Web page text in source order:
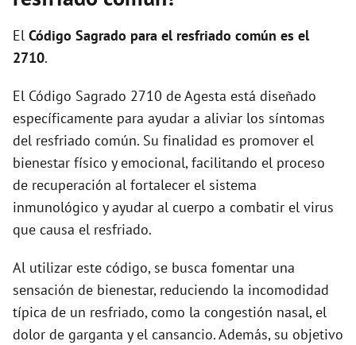
e
o
El Código Sagrado para el resfriado común es el
2710.
El Código Sagrado 2710 de Agesta está diseñado
específicamente para ayudar a aliviar los síntomas
del resfriado común. Su finalidad es promover el
bienestar físico y emocional, facilitando el proceso
de recuperación al fortalecer el sistema
inmunológico y ayudar al cuerpo a combatir el virus
que causa el resfriado.
Al utilizar este código, se busca fomentar una
sensación de bienestar, reduciendo la incomodidad
típica de un resfriado, como la congestión nasal, el
dolor de garganta y el cansancio. Además, su objetivo